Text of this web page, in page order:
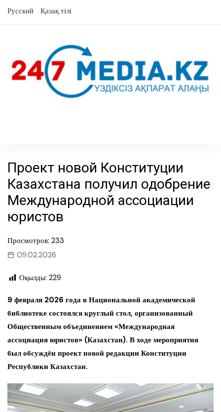
Русский Қазақ тілі
Проект новой Конституции
Казахстана получил одобрение
Международной ассоциации
юристов
Просмотров: 233
09.02.2026
Оқылды: 229
9 февраля 2026 года в Национальной академической
библиотеке состоялся круглый стол, организованный
Общественным объединением «Международная
ассоциация юристов» (Казахстан). В ходе мероприятия
был обсуждён проект новой редакции Конституции
Республики Казахстан.